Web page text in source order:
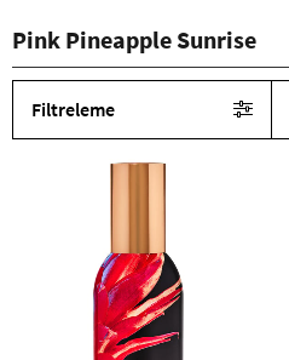
Pink Pineapple Sunrise
Filtreleme